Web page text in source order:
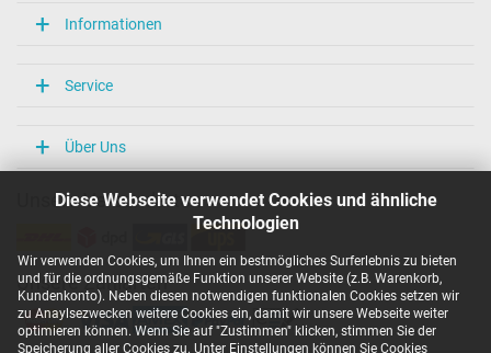
Diese Webseite verwendet Cookies und ähnliche
Technologien
Wir verwenden Cookies, um Ihnen ein bestmögliches Surferlebnis zu bieten
und für die ordnungsgemäße Funktion unserer Website (z.B. Warenkorb,
Kundenkonto). Neben diesen notwendigen funktionalen Cookies setzen wir
zu Anaylsezwecken weitere Cookies ein, damit wir unsere Webseite weiter
optimieren können. Wenn Sie auf "Zustimmen" klicken, stimmen Sie der
Speicherung aller Cookies zu. Unter Einstellungen können Sie Cookies
Informationen
Service
Über Uns
Unsere Versandarten
Unsere Zahlarten